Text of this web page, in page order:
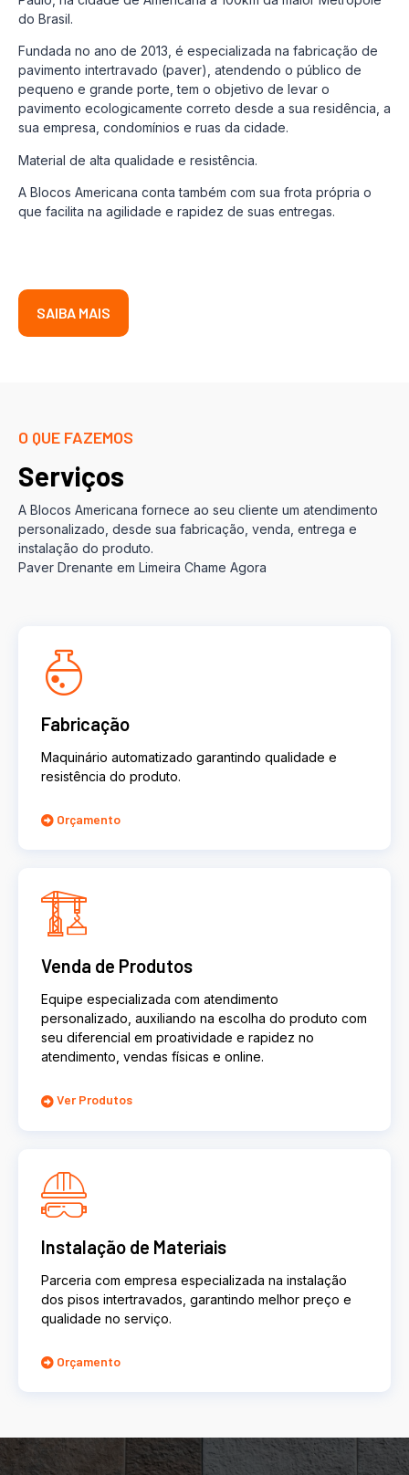
do Brasil.
Fundada no ano de 2013, é especializada na fabricação de
pavimento intertravado (paver), atendendo o público de
pequeno e grande porte, tem o objetivo de levar o
pavimento ecologicamente correto desde a sua residência, a
sua empresa, condomínios e ruas da cidade.
Material de alta qualidade e resistência.
A Blocos Americana conta também com sua frota própria o
que facilita na agilidade e rapidez de suas entregas.
SAIBA MAIS
O QUE FAZEMOS
Serviços
A Blocos Americana fornece ao seu cliente um atendimento
personalizado, desde sua fabricação, venda, entrega e
instalação do produto.
Paver Drenante em Limeira Chame Agora
Fabricação
Maquinário automatizado garantindo qualidade e
resistência do produto.
Orçamento
Venda de Produtos
Equipe especializada com atendimento
personalizado, auxiliando na escolha do produto com
seu diferencial em proatividade e rapidez no
atendimento, vendas físicas e online.
Ver Produtos
Instalação de Materiais
Parceria com empresa especializada na instalação
dos pisos intertravados, garantindo melhor preço e
qualidade no serviço.
Orçamento